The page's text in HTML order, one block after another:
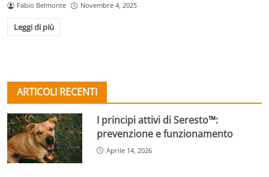
Fabio Belmonte Novembre 4, 2025
Leggi di più
ARTICOLI RECENTI
I principi attivi di Seresto™:
prevenzione e funzionamento
Aprile 14, 2026